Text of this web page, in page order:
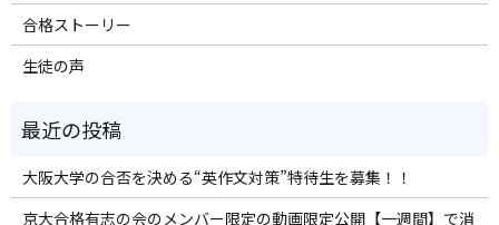
合格ストーリー
生徒の声
大阪大学の合否を決める“英作文対策”特待生を募集！！
京大合格有志の会のメンバー限定の動画限定公開【一週間】で消